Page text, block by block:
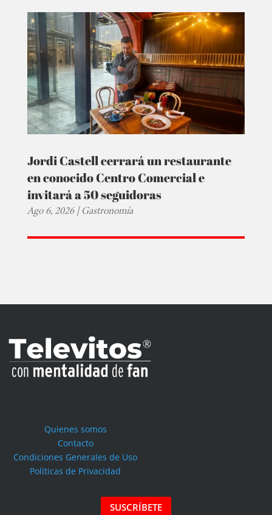
Jordi Castell cerrará un restaurante
en conocido Centro Comercial e
invitará a 50 seguidoras
Ago 6, 2026|Gastronomía
Quienes somos
Contacto
Condiciones Generales de Uso
Políticas de Privacidad
SUSCRÍBETE